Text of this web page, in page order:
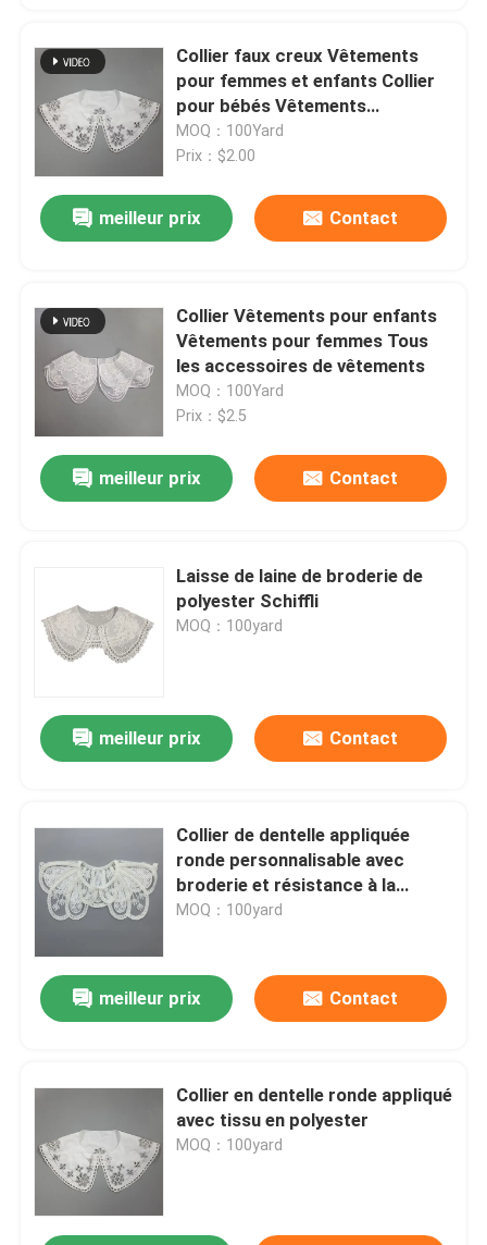
Laisser un message
Nous vous rappellerons bientôt!
SOUMETTRE
équilibre en nylon de dentelle
Tissu de dentelle de coton
équilibre de dentelle de coton
tissu de mort de dentelle
Corde élastique d'Earloop
Collier faux creux Vêtements
pour femmes et enfants Collier
pour bébés Vêtements
accessoires Broderie dentelle
MOQ：100Yard
Prix：$2.00
meilleur prix Contact
Collier Vêtements pour enfants
Vêtements pour femmes Tous
les accessoires de vêtements
MOQ：100Yard
Prix：$2.5
meilleur prix Contact
Laisse de laine de broderie de
polyester Schiffli
MOQ：100yard
meilleur prix Contact
Collier de dentelle appliquée
ronde personnalisable avec
broderie et résistance à la
couleur
MOQ：100yard
meilleur prix Contact
Collier en dentelle ronde appliqué
avec tissu en polyester
MOQ：100yard